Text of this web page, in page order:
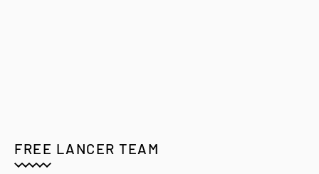
FREE LANCER TEAM